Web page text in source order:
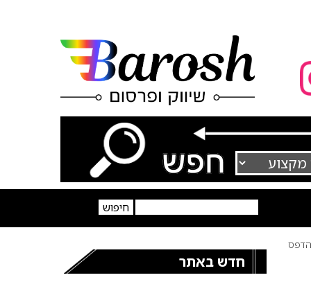
הדפס
חדש באתר